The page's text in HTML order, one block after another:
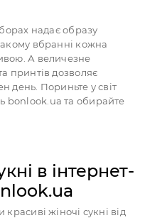
надає образу
вбранні кожна
А величезне
принтів дозволяє
день. Пориньте у світ
bonlook.ua та обирайте
в інтернет-
жіночі сукні від